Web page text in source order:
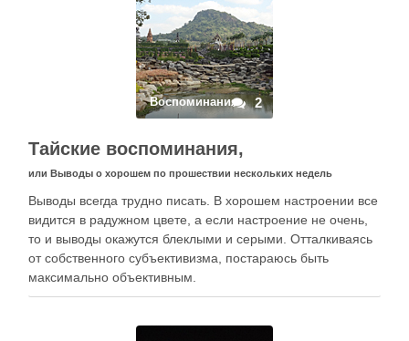
Воспоминания 2
Тайские воспоминания,
или Выводы о хорошем по прошествии нескольких недель
Выводы всегда трудно писать. В хорошем настроении все
видится в радужном цвете, а если настроение не очень,
то и выводы окажутся блеклыми и серыми. Отталкиваясь
от собственного субъективизма, постараюсь быть
максимально объективным.